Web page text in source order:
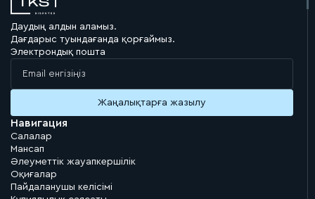
Даудың алдын аламыз.
Дағдарыс туындағанда қорғаймыз.
Электрондық пошта
Навигация
Салалар
Мансап
Әлеуметтік жауапкершілік
Оқиғалар
Пайдаланушы келісімі